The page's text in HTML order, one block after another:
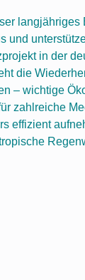
langjähriges
und
in der
die
– wichtige
zahlreiche
effizient